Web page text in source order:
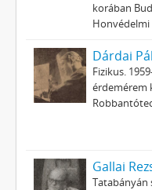
korában
Dárdai Pál
Fizikus.
érdemérem
Gallai
Tatabányán